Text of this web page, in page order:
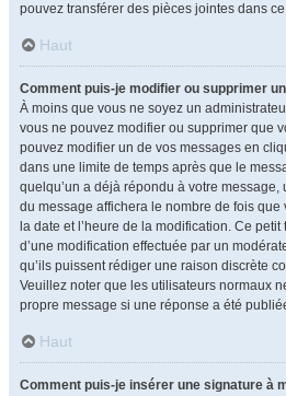
pouvez transférer des pièces jointes dans
Haut
Comment puis-je modifier ou supprimer
À moins que vous ne soyez un
vous ne pouvez modifier ou supprimer que
pouvez modifier un de vos messages en
dans une limite de temps après que le
quelqu’un a déjà répondu à votre message,
du message affichera le nombre de fois que
la date et l’heure de la modification. Ce petit
d’une modification effectuée par un
qu’ils puissent rédiger une raison discrète
Veuillez noter que les utilisateurs normaux
propre message si une réponse a été
Haut
Comment puis-je insérer une signature à